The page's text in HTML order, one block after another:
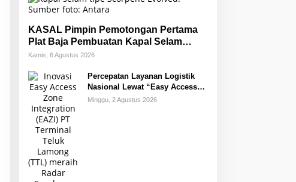
KASAL Pimpin Pemotongan Pertama
Plat Baja Pembuatan Kapal Selam
Scorpene
Kamis, 6 Agustus 2026
Percepatan Layanan Logistik
Nasional Lewat “Easy Access
Zone Integration”
Minggu, 2 Agustus 2026